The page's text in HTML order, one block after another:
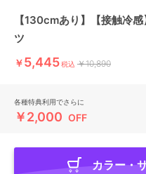
【130cmあり】【接触冷
ツ
￥5,445税込 ￥10,890
各種特典利用でさらに
￥2,000 OFF
カラー・